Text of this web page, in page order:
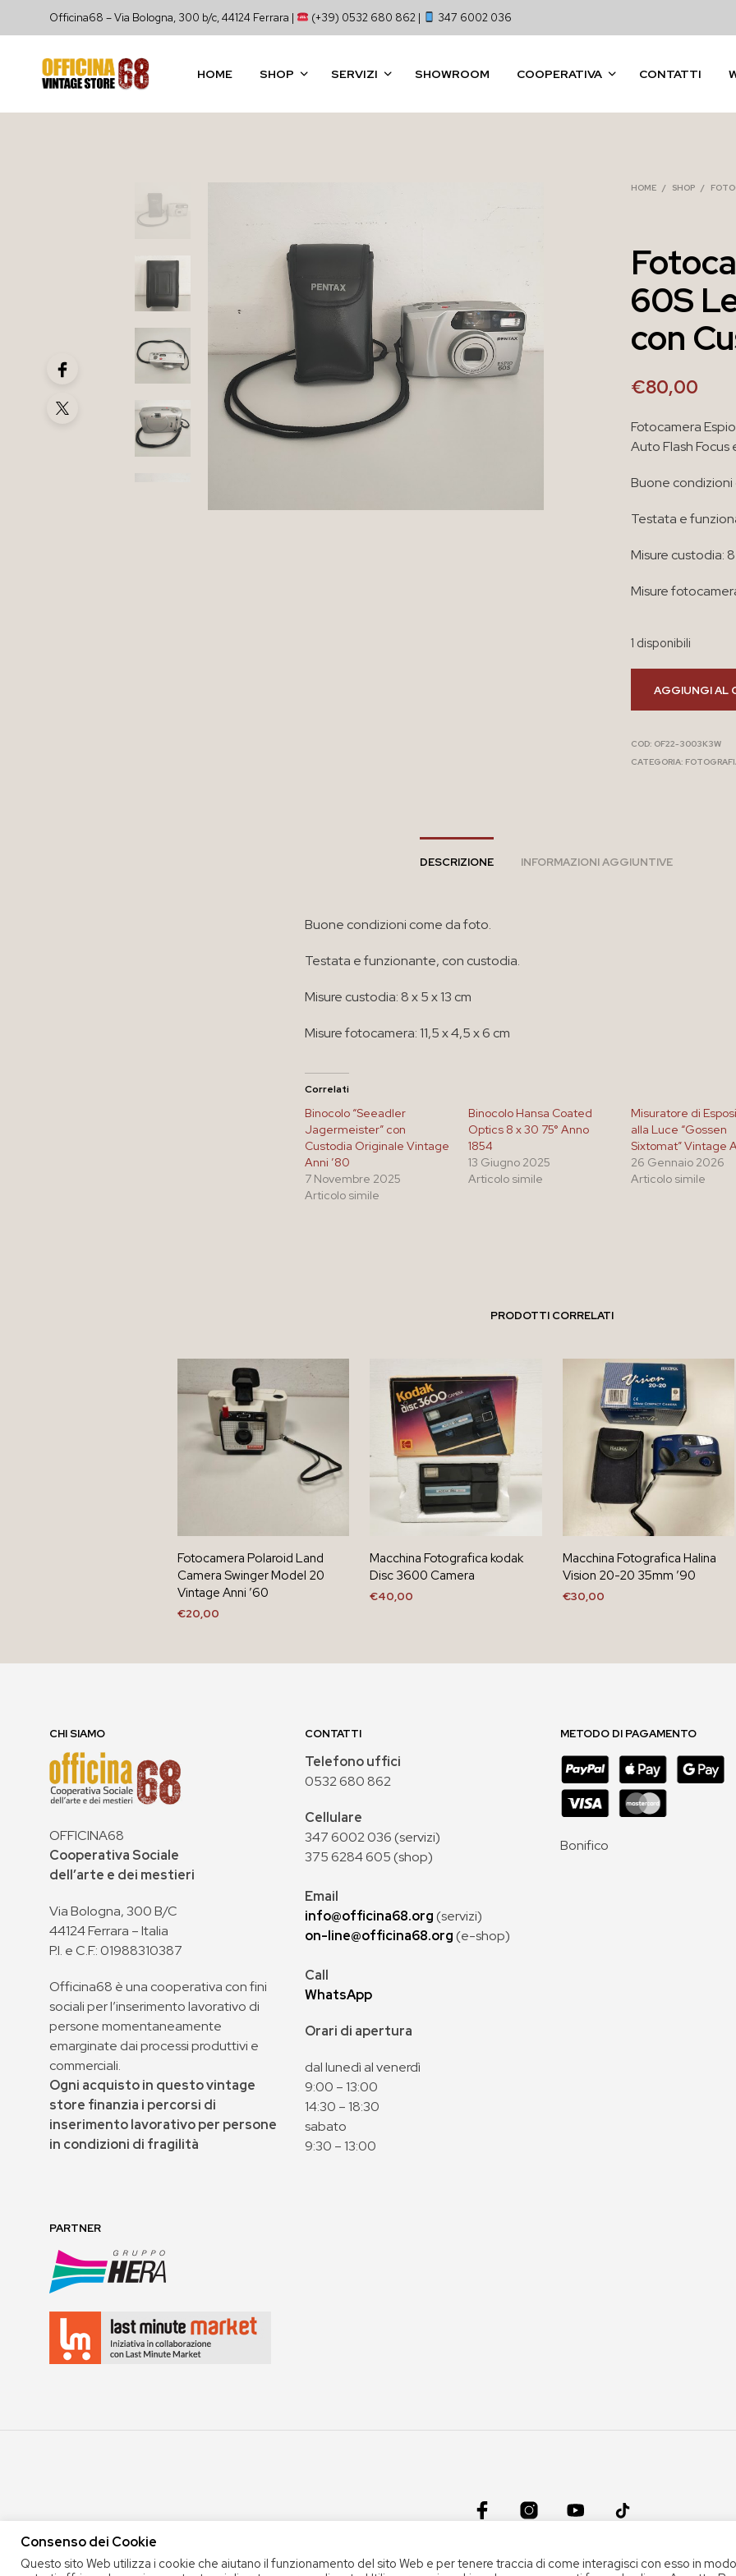
Officina68 – Via Bologna, 300 b/c, 44124 Ferrara | (+39) 0532 680 862 | 347 6002 036
HOME SHOP SERVIZI SHOWROOM COOPERATIVA CONTATTI
HOME / SHOP /
60S
con
€80,00
Fotocamera
Auto Flash Focus
Buone
Testata e
Misure custodia: 8
Misure
1 disponibili
AGGIUNGI AL
COD: OF22-3003K3W
CATEGORIA:
DESCRIZIONE INFORMAZIONI AGGIUNTIVE
Buone condizioni come da foto.
Testata e funzionante, con custodia.
Misure custodia: 8 x 5 x 13 cm
Misure fotocamera: 11,5 x 4,5 x 6 cm
Correlati
Binocolo “Seeadler
Jagermeister” con
Custodia Originale Vintage
Anni ’80
7 Novembre 2025
Articolo simile
Binocolo Hansa Coated
Optics 8 x 30 75° Anno
1854
13 Giugno 2025
Articolo simile
Misuratore di
alla Luce “Gossen
Sixtomat” Vintage
26 Gennaio 2026
Articolo simile
PRODOTTI CORRELATI
Fotocamera Polaroid Land
Camera Swinger Model 20
Vintage Anni ’60
€20,00
Macchina Fotografica kodak
Disc 3600 Camera
€40,00
Macchina Fotografica Halina
Vision 20-20 35mm ’90
€30,00
CHI SIAMO
OFFICINA68
Cooperativa Sociale
dell’arte e dei mestieri
Via Bologna, 300 B/C
44124 Ferrara – Italia
P.I. e C.F.: 01988310387
Officina68 è una cooperativa con fini
sociali per l’inserimento lavorativo di
persone momentaneamente
emarginate dai processi produttivi e
commerciali.
Ogni acquisto in questo vintage
store finanzia i percorsi di
inserimento lavorativo per persone
in condizioni di fragilità
CONTATTI
Telefono uffici
0532 680 862
Cellulare
347 6002 036 (servizi)
375 6284 605 (shop)
Email
info@officina68.org(servizi)
on-line@officina68.org(e-shop)
Call
WhatsApp
Orari di apertura
dal lunedì al venerdì
9:00 – 13:00
14:30 – 18:30
sabato
9:30 – 13:00
METODO DI PAGAMENTO
Bonifico
PARTNER
COPYRIGHT 2020 COOP. SOC. OFFICINA 68 |PRIVACY POLICY|TERMINI E CONDIZIONI DEL SERVIZIO|CREDITS
Consenso dei Cookie
Questo sito Web utilizza i cookie che aiutano il funzionamento del sito Web e per tenere traccia di come interagisci con esso in